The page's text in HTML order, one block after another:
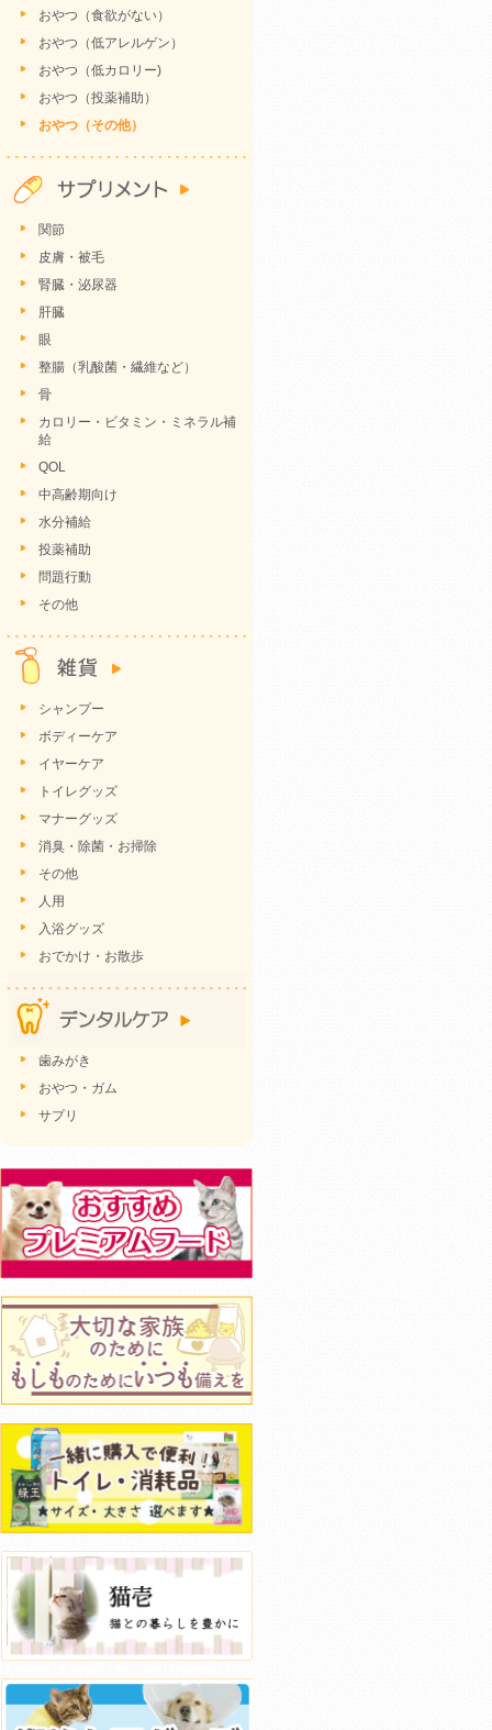
おやつ（食欲がない）
おやつ（低アレルゲン）
おやつ（低カロリー)
おやつ（投薬補助）
おやつ（その他）
関節
皮膚・被毛
腎臓・泌尿器
肝臓
眼
整腸（乳酸菌・繊維など）
骨
カロリー・ビタミン・ミネラル補
給
QOL
中高齢期向け
水分補給
投薬補助
問題行動
その他
シャンプー
ボディーケア
イヤーケア
トイレグッズ
マナーグッズ
消臭・除菌・お掃除
その他
人用
入浴グッズ
おでかけ・お散歩
歯みがき
おやつ・ガム
サプリ